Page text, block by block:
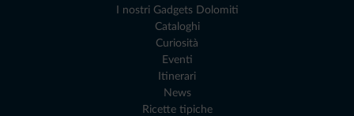
I nostri Gadgets Dolomiti
Cataloghi
Curiosità
Eventi
Itinerari
News
Ricette tipiche